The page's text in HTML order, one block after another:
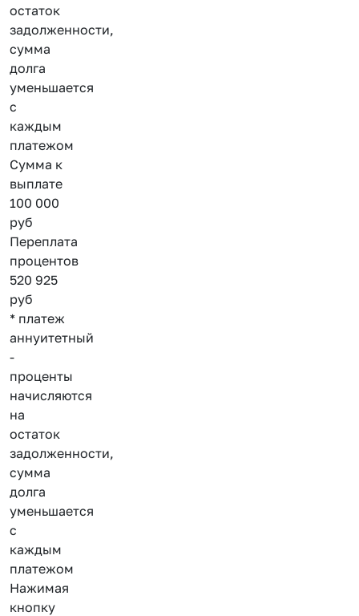
остаток
задолженности,
сумма
долга
уменьшается
с
каждым
платежом
Сумма к
выплате
100 000
руб
Переплата
процентов
520 925
руб
* платеж
аннуитетный
-
проценты
начисляются
на
остаток
задолженности,
сумма
долга
уменьшается
с
каждым
платежом
Нажимая
кнопку